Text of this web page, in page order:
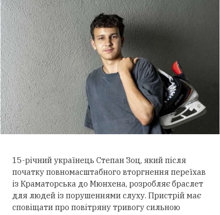
15-річний українець Степан Зоц, який після
початку повномасштабного вторгнення переїхав
із Краматорська до Мюнхена, розробляє браслет
для людей із порушеннями слуху. Пристрій має
сповіщати про повітряну тривогу сильною